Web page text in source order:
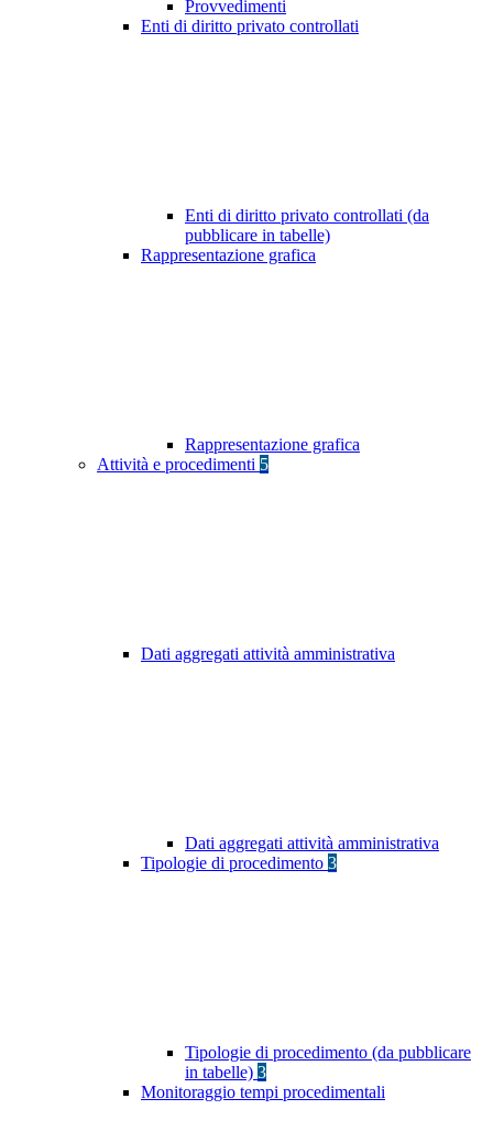
Provvedimenti
Enti di diritto privato controllati
Enti di diritto privato controllati (da
pubblicare in tabelle)
Rappresentazione grafica
Rappresentazione grafica
Attività e procedimenti 5
Dati aggregati attività amministrativa
Dati aggregati attività amministrativa
Tipologie di procedimento 3
Tipologie di procedimento (da pubblicare
in tabelle) 3
Monitoraggio tempi procedimentali